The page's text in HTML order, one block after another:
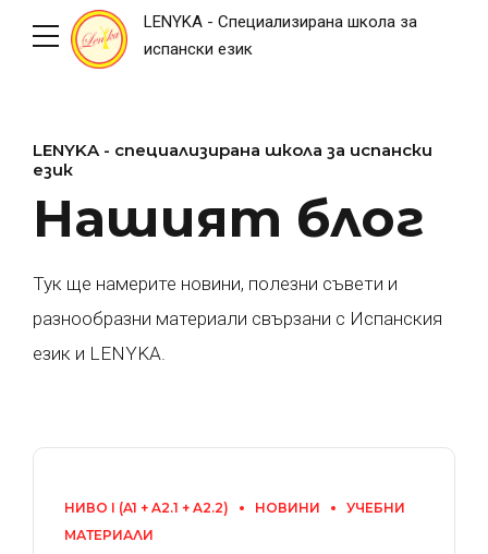
LENYKA - Специализирана школа за
испански език
LENYKA - специализирана школа за испански
език
Нашият блог
Тук ще намерите новини, полезни съвети и
разнообразни материали свързани с Испанския
език и LENYKA.
НИВО I (A1 + A2.1 + A2.2) НОВИНИ
УЧЕБНИ
МАТЕРИАЛИ